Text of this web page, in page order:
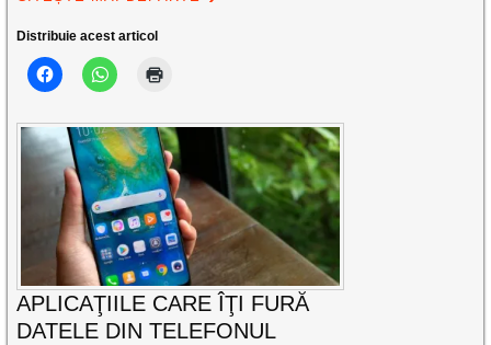
Distribuie acest articol
APLICAŢIILE CARE ÎŢI FURĂ
DATELE DIN TELEFONUL